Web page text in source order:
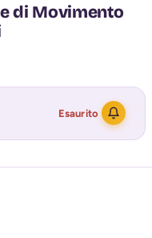
di Movimento
Esaurito